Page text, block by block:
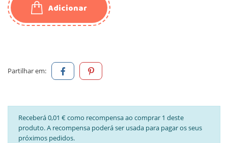
Adicionar
Partilhar em:
Receberá 0,01 € como recompensa ao comprar 1 deste
produto. A recompensa poderá ser usada para pagar os seus
próximos pedidos.